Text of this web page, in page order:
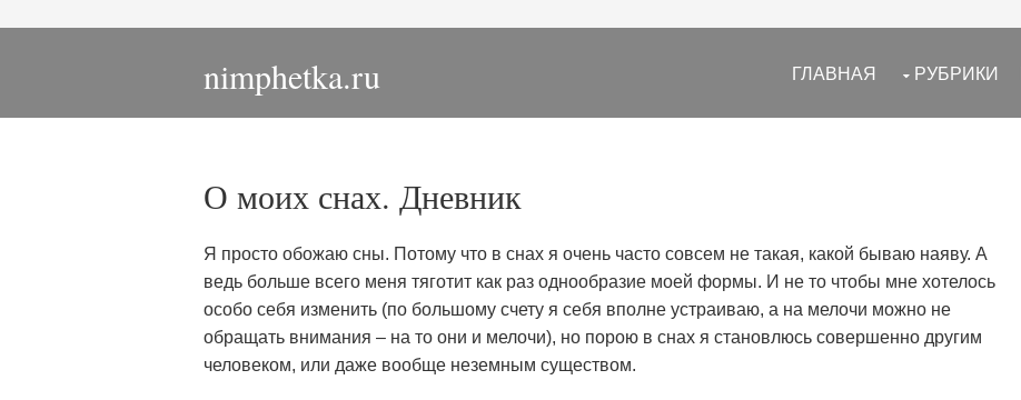
nimphetka.ru ГЛАВНАЯ РУБРИКИ
О моих снах. Дневник
Я просто обожаю сны. Потому что в снах я очень часто совсем не такая, какой бываю наяву. А
ведь больше всего меня тяготит как раз однообразие моей формы. И не то чтобы мне хотелось
особо себя изменить (по большому счету я себя вполне устраиваю, а на мелочи можно не
обращать внимания – на то они и мелочи), но порою в снах я становлюсь совершенно другим
человеком, или даже вообще неземным существом.